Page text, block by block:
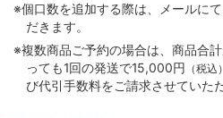
※個口数を追加する際は、メールに
だきます。
※複数商品ご予約の場合は、商品合
っても1回の発送で15,000円 （税込）
び代引手数料をご請求させていた